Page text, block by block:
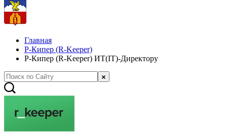
Главная
Р-Кипер (R-Keeper)
Р-Кипер (R-Keeper) ИТ(IT)-Директору